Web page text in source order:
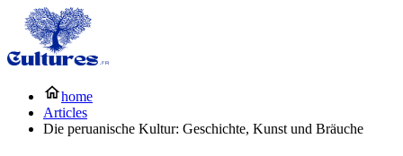
home
Articles
Die peruanische Kultur: Geschichte, Kunst und Bräuche